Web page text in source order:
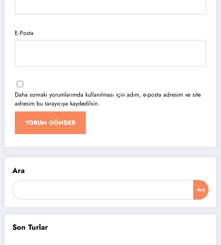
E-Posta
Daha sonraki yorumlarımda kullanılması için adım, e-posta adresim ve site
adresim bu tarayıcıya kaydedilsin.
Ara
Ara
Son Turlar